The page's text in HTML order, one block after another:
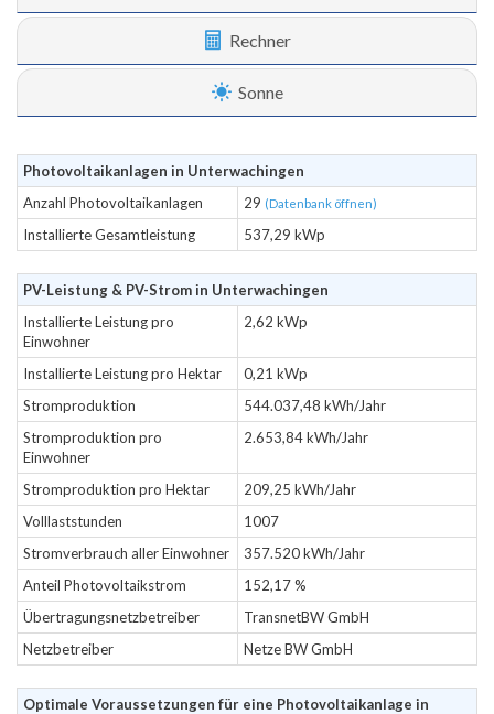
Rechner
Sonne
Photovoltaikanlagen in Unterwachingen
Anzahl Photovoltaikanlagen
29 (Datenbank öffnen)
Installierte Gesamtleistung 537,29 kWp
PV-Leistung & PV-Strom in Unterwachingen
Installierte Leistung pro
Einwohner
2,62 kWp
Installierte Leistung pro Hektar
0,21 kWp
Stromproduktion
544.037,48 kWh/Jahr
Stromproduktion pro
Einwohner
2.653,84 kWh/Jahr
Stromproduktion pro Hektar
209,25 kWh/Jahr
Volllaststunden
1007
Stromverbrauch aller Einwohner
357.520 kWh/Jahr
Anteil Photovoltaikstrom
152,17 %
Übertragungsnetzbetreiber
TransnetBW GmbH
Netzbetreiber
Netze BW GmbH
Optimale Voraussetzungen für eine Photovoltaikanlage in